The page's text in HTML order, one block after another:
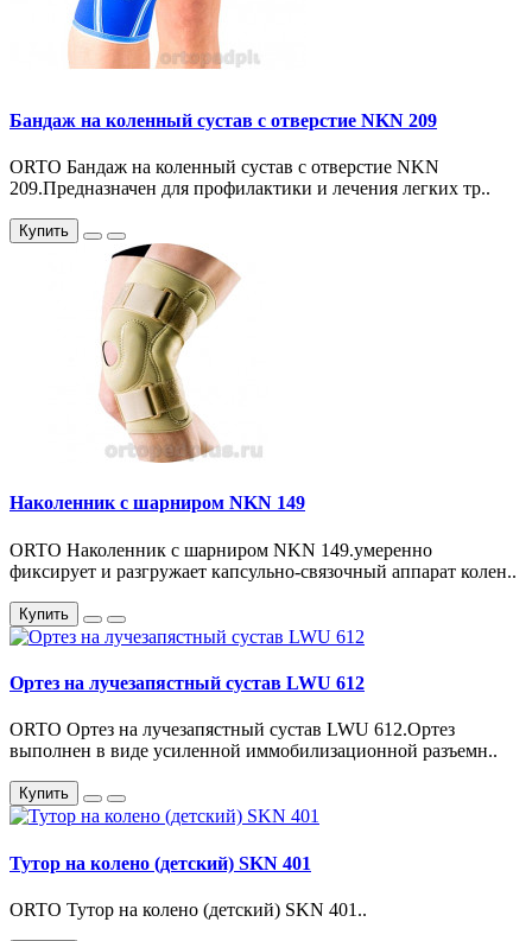
Бандаж на коленный сустав с отверстие NKN 209
ORTO Бандаж на коленный сустав с отверстие NKN
209.Предназначен для профилактики и лечения легких тр..
Купить
Наколенник с шарниром NKN 149
ORTO Наколенник с шарниром NKN 149.умеренно
фиксирует и разгружает капсульно-связочный аппарат колен..
Купить
Ортез на лучезапястный сустав LWU 612
ORTO Ортез на лучезапястный сустав LWU 612.Ортез
выполнен в виде усиленной иммобилизационной разъемн..
Купить
Тутор на колено (детский) SKN 401
ORTO Тутор на колено (детский) SKN 401..